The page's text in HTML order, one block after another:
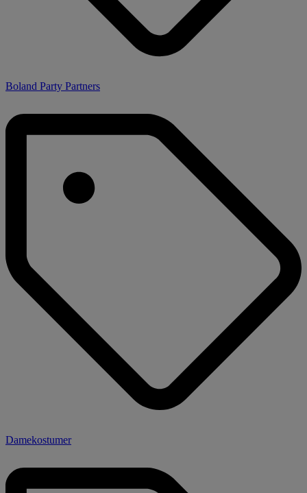
Boland Party Partners
Damekostumer